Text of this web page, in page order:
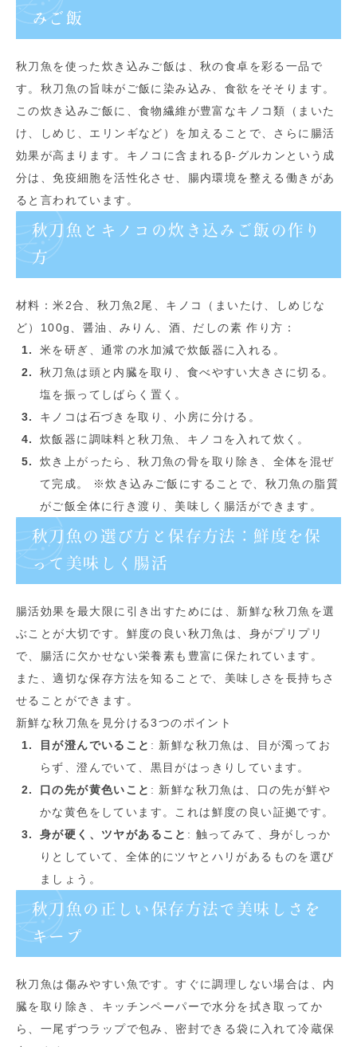
みご飯
秋刀魚を使った炊き込みご飯は、秋の食卓を彩る一品で
す。秋刀魚の旨味がご飯に染み込み、食欲をそそります。
この炊き込みご飯に、食物繊維が豊富なキノコ類（まいた
け、しめじ、エリンギなど）を加えることで、さらに腸活
効果が高まります。キノコに含まれるβ-グルカンという成
分は、免疫細胞を活性化させ、腸内環境を整える働きがあ
ると言われています。
秋刀魚とキノコの炊き込みご飯の作り
方
材料：米2合、秋刀魚2尾、キノコ（まいたけ、しめじな
ど）100g、醤油、みりん、酒、だしの素 作り方：
米を研ぎ、通常の水加減で炊飯器に入れる。
秋刀魚は頭と内臓を取り、食べやすい大きさに切る。
塩を振ってしばらく置く。
キノコは石づきを取り、小房に分ける。
炊飯器に調味料と秋刀魚、キノコを入れて炊く。
炊き上がったら、秋刀魚の骨を取り除き、全体を混ぜ
て完成。 ※炊き込みご飯にすることで、秋刀魚の脂質
がご飯全体に行き渡り、美味しく腸活ができます。
秋刀魚の選び方と保存方法：鮮度を保
って美味しく腸活
腸活効果を最大限に引き出すためには、新鮮な秋刀魚を選
ぶことが大切です。鮮度の良い秋刀魚は、身がプリプリ
で、腸活に欠かせない栄養素も豊富に保たれています。
また、適切な保存方法を知ることで、美味しさを長持ちさ
せることができます。
新鮮な秋刀魚を見分ける3つのポイント
目が澄んでいること : 新鮮な秋刀魚は、目が濁ってお
らず、澄んでいて、黒目がはっきりしています。
口の先が黄色いこと : 新鮮な秋刀魚は、口の先が鮮や
かな黄色をしています。これは鮮度の良い証拠です。
身が硬く、ツヤがあること : 触ってみて、身がしっか
りとしていて、全体的にツヤとハリがあるものを選び
ましょう。
秋刀魚の正しい保存方法で美味しさを
キープ
秋刀魚は傷みやすい魚です。すぐに調理しない場合は、内
臓を取り除き、キッチンペーパーで水分を拭き取ってか
ら、一尾ずつラップで包み、密封できる袋に入れて冷蔵保